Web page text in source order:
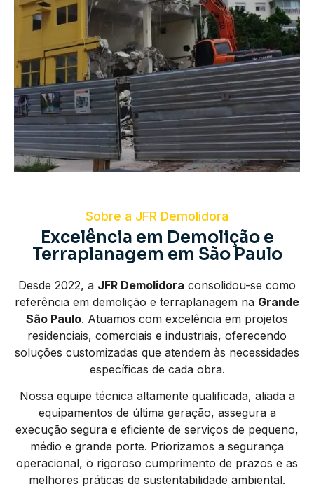
Sobre a JFR Demolidora
Excelência em Demolição e
Terraplanagem em São Paulo
Desde 2022, a JFR Demolidora consolidou-se como
referência em demolição e terraplanagem na Grande
São Paulo. Atuamos com excelência em projetos
residenciais, comerciais e industriais, oferecendo
soluções customizadas que atendem às necessidades
específicas de cada obra.
Nossa equipe técnica altamente qualificada, aliada a
equipamentos de última geração, assegura a
execução segura e eficiente de serviços de pequeno,
médio e grande porte. Priorizamos a segurança
operacional, o rigoroso cumprimento de prazos e as
melhores práticas de sustentabilidade ambiental.